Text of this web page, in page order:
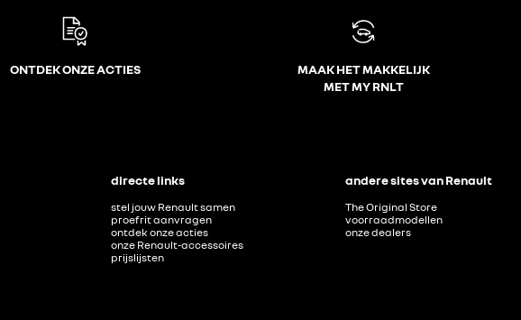
ONTDEK ONZE ACTIES
MAAK HET MAKKELIJK
MET MY RNLT
directe links
stel jouw Renault samen
proefrit aanvragen
ontdek onze acties
onze Renault-accessoires
prijslijsten
andere sites van Renault
The Original Store
voorraadmodellen
onze dealers